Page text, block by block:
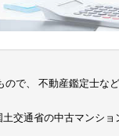
で、 不動産鑑定士な
土交通省の中古マンシ